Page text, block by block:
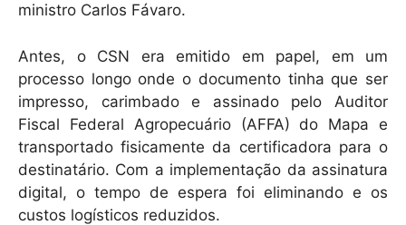
ministro Carlos Fávaro.
Antes, o CSN era emitido em papel, em um
processo longo onde o documento tinha que ser
impresso, carimbado e assinado pelo Auditor
Fiscal Federal Agropecuário (AFFA) do Mapa e
transportado fisicamente da certificadora para o
destinatário. Com a implementação da assinatura
digital, o tempo de espera foi eliminando e os
custos logísticos reduzidos.